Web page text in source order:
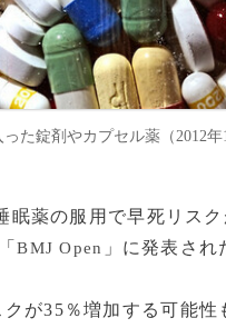
た錠剤やカプセル薬（2012
眠薬の服用で早死リス
BMJ Open 」に発表され
が35％増加する可能性